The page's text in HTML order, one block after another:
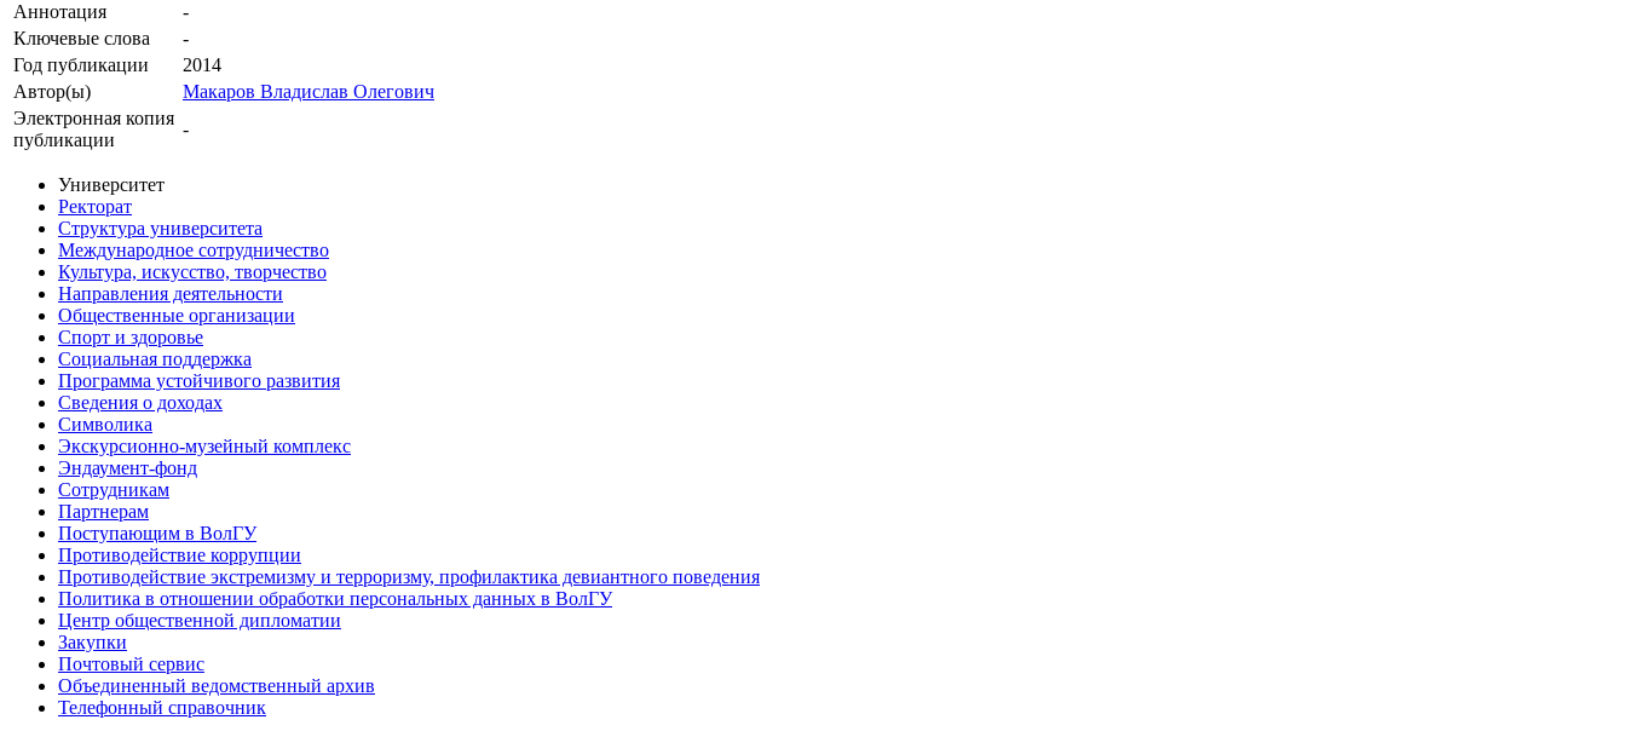
Аннотация
-
Ключевые cлова
-
Год публикации
2014
Автор(ы)
Макаров Владислав Олегович
Электронная копия
публикации
-
Университет
Ректорат
Структура университета
Международное сотрудничество
Культура, искусство, творчество
Направления деятельности
Общественные организации
Спорт и здоровье
Социальная поддержка
Программа устойчивого развития
Сведения о доходах
Символика
Экскурсионно-музейный комплекс
Эндаумент-фонд
Сотрудникам
Партнерам
Поступающим в ВолГУ
Противодействие коррупции
Противодействие экстремизму и терроризму, профилактика девиантного поведения
Политика в отношении обработки персональных данных в ВолГУ
Центр общественной дипломатии
Закупки
Почтовый сервис
Объединенный ведомственный архив
Телефонный справочник